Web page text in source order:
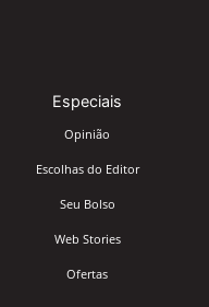
Especiais
Opinião
Escolhas do Editor
Seu Bolso
Web Stories
Ofertas